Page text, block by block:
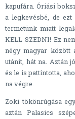
kapufára. Óriási
a legkevésbé, de
termetünk miatt
KELL SZEDNI! Ez
négy magyar között
utánit, hát na. Aztán
és le is pattintotta,
na végre.
Zoki tökönrúgása
aztán Palasics